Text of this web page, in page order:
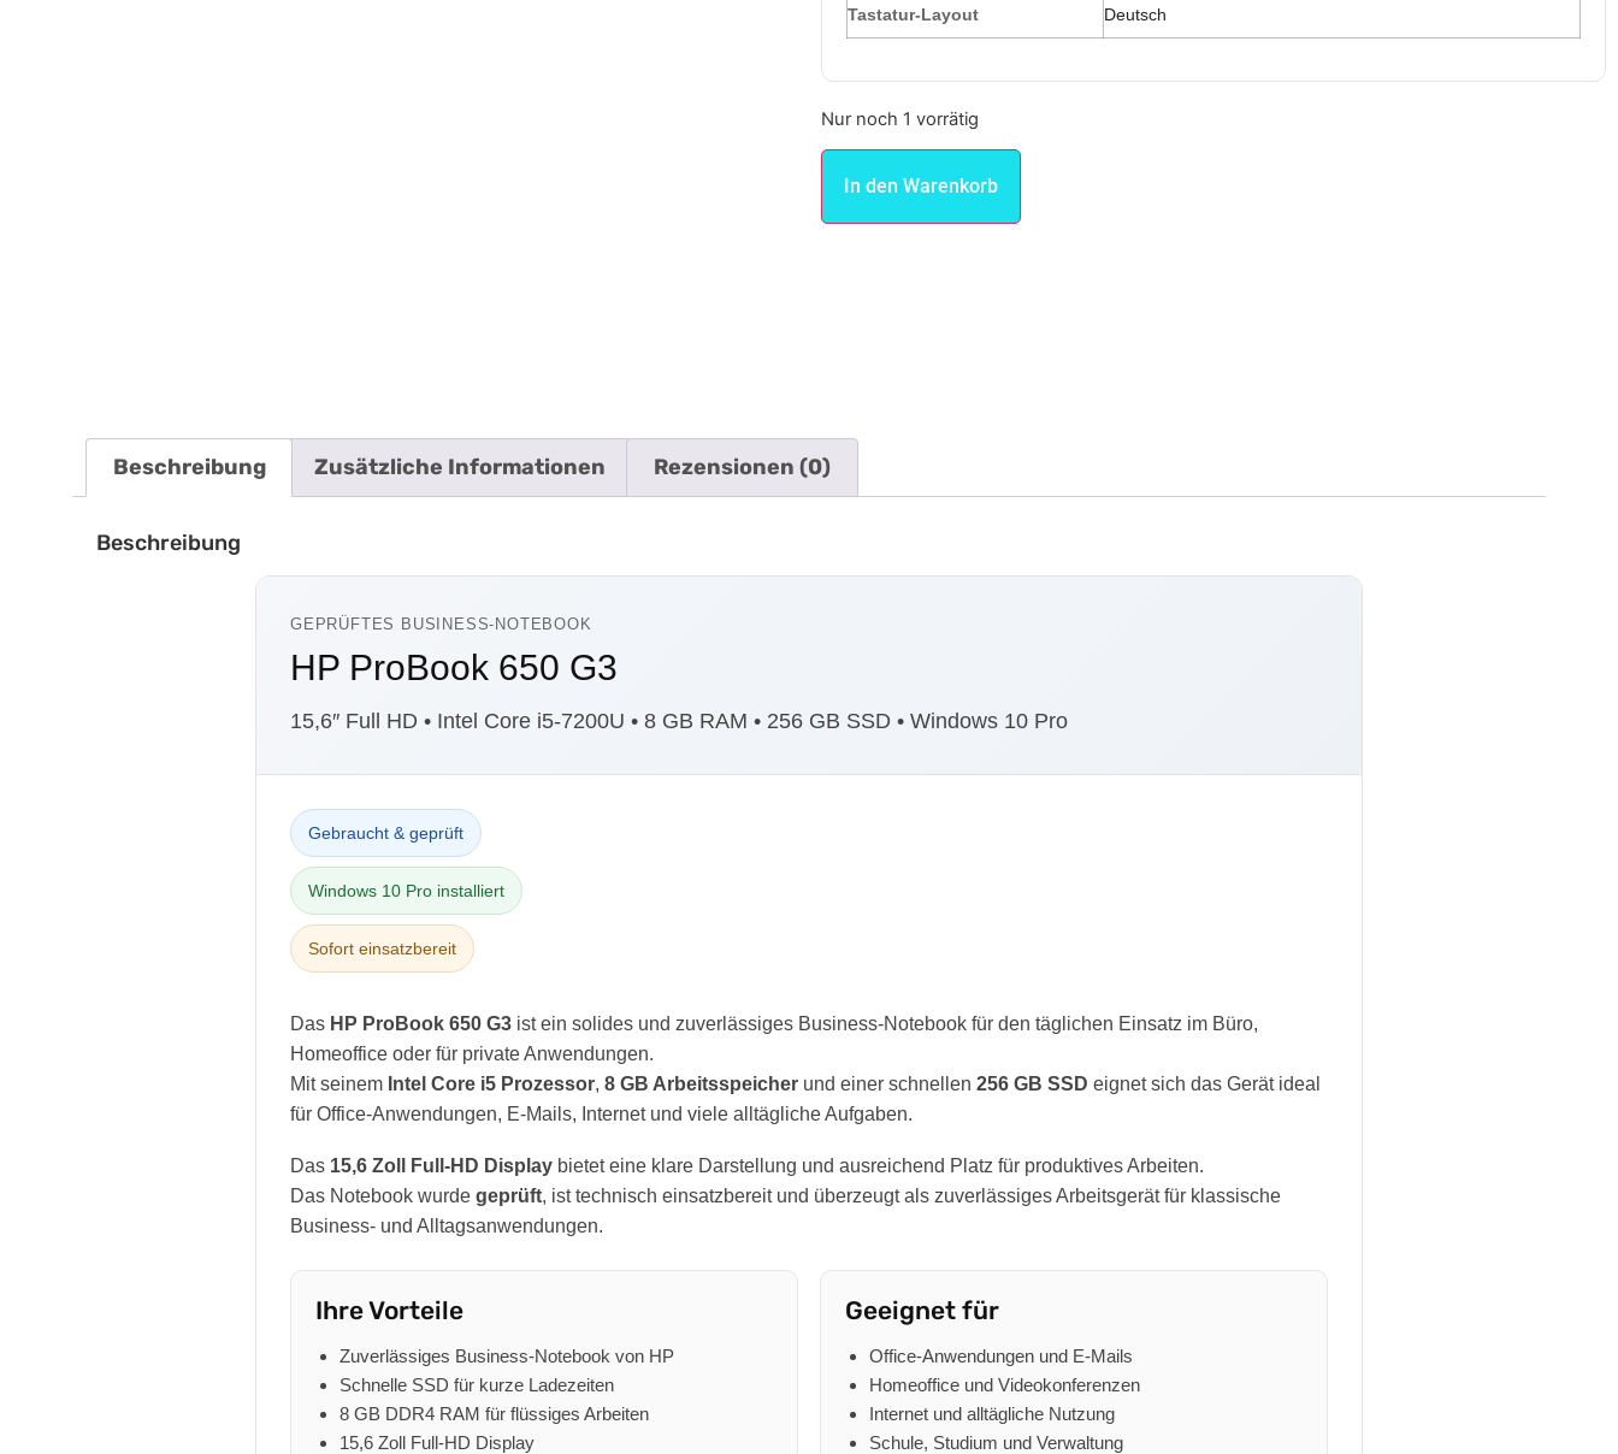
Tastatur-Layout Deutsch
Nur noch 1 vorrätig
In den Warenkorb
Beschreibung Zusätzliche Informationen Rezensionen (0)
Beschreibung
GEPRÜFTES BUSINESS-NOTEBOOK
HP ProBook 650 G3
15,6″ Full HD • Intel Core i5-7200U • 8 GB RAM • 256 GB SSD • Windows 10 Pro
Gebraucht & geprüft
Windows 10 Pro installiert
Sofort einsatzbereit
Das HP ProBook 650 G3 ist ein solides und zuverlässiges Business-Notebook für den täglichen Einsatz im Büro,
Homeoffice oder für private Anwendungen.
Mit seinem Intel Core i5 Prozessor, 8 GB Arbeitsspeicher und einer schnellen 256 GB SSD eignet sich das Gerät ideal
für Office-Anwendungen, E-Mails, Internet und viele alltägliche Aufgaben.
Das 15,6 Zoll Full-HD Display bietet eine klare Darstellung und ausreichend Platz für produktives Arbeiten.
Das Notebook wurde geprüft, ist technisch einsatzbereit und überzeugt als zuverlässiges Arbeitsgerät für klassische
Business- und Alltagsanwendungen.
Ihre Vorteile
Zuverlässiges Business-Notebook von HP
Schnelle SSD für kurze Ladezeiten
8 GB DDR4 RAM für flüssiges Arbeiten
15,6 Zoll Full-HD Display
Geeignet für
Office-Anwendungen und E-Mails
Homeoffice und Videokonferenzen
Internet und alltägliche Nutzung
Schule, Studium und Verwaltung